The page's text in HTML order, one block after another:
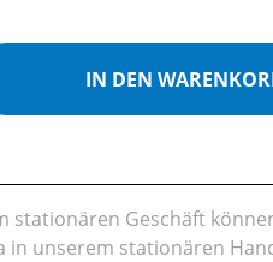
den IN DEN
stationären Geschäft
in unserem stationären